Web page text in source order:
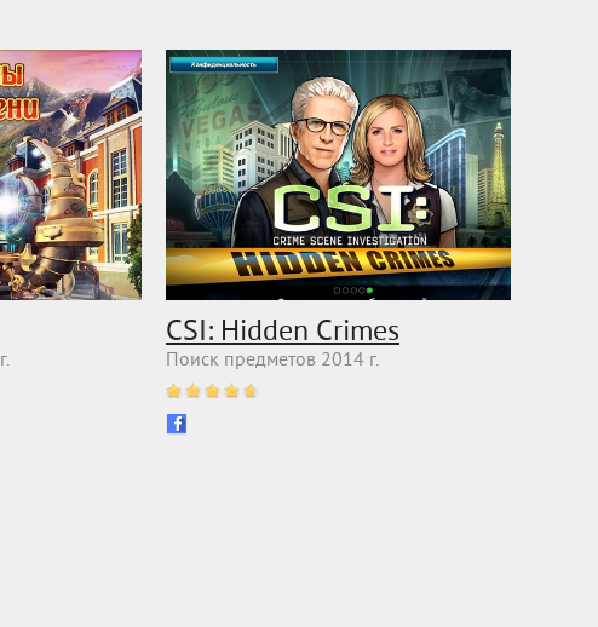
CSI: Hidden Crimes
Поиск предметов 2014 г.